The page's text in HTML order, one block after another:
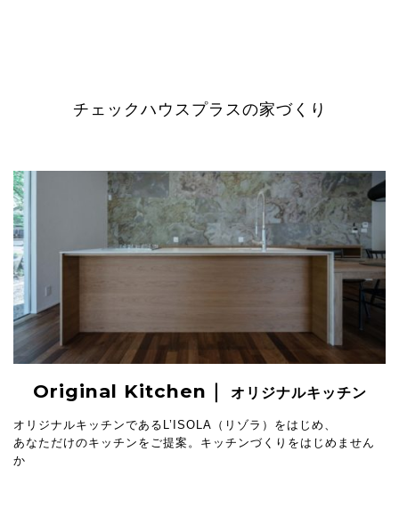
チェックハウスプラスの家づくり
Original Kitchen｜ オリジナルキッチン
オリジナルキッチンであるL’ISOLA（リゾラ）をはじめ、
あなただけのキッチンをご提案。キッチンづくりをはじめません
か